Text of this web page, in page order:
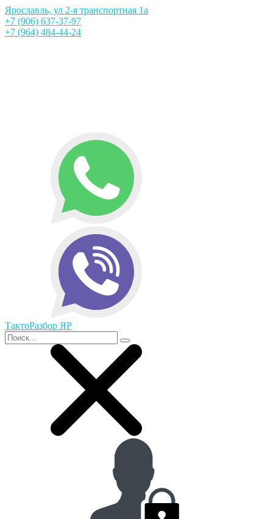
Ярославль, ул 2-я транспортная 1а
+7 (906) 637-37-97
+7 (964) 484-44-24
ТактоРазбор ЯР